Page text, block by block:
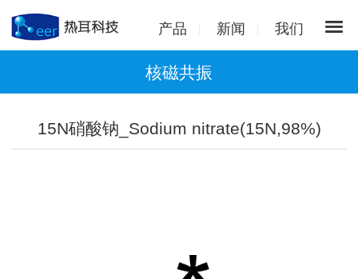
产品 新闻 我们
核磁共振
15N硝酸钠_Sodium nitrate(15N,98%)